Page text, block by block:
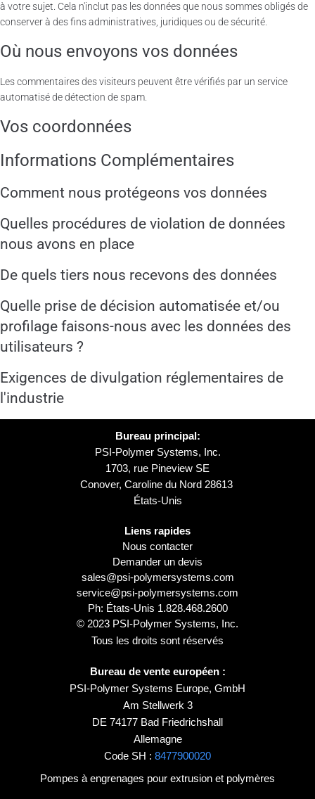
à votre sujet. Cela n'inclut pas les données que nous sommes obligés de
conserver à des fins administratives, juridiques ou de sécurité.
Où nous envoyons vos données
Les commentaires des visiteurs peuvent être vérifiés par un service
automatisé de détection de spam.
Vos coordonnées
Informations Complémentaires
Comment nous protégeons vos données
Quelles procédures de violation de données
nous avons en place
De quels tiers nous recevons des données
Quelle prise de décision automatisée et/ou
profilage faisons-nous avec les données des
utilisateurs ?
Exigences de divulgation réglementaires de
l'industrie
Bureau principal:
PSI-Polymer Systems, Inc.
1703, rue Pineview SE
Conover, Caroline du Nord 28613
États-Unis
Liens rapides
Nous contacter
Demander un devis
sales@psi-polymersystems.com
service@psi-polymersystems.com
Ph: États-Unis 1.828.468.2600
© 2023 PSI-Polymer Systems, Inc.
Tous les droits sont réservés
Bureau de vente européen :
PSI-Polymer Systems Europe, GmbH
Am Stellwerk 3
DE 74177 Bad Friedrichshall
Allemagne
Code SH : 8477900020
Pompes à engrenages pour extrusion et polymères